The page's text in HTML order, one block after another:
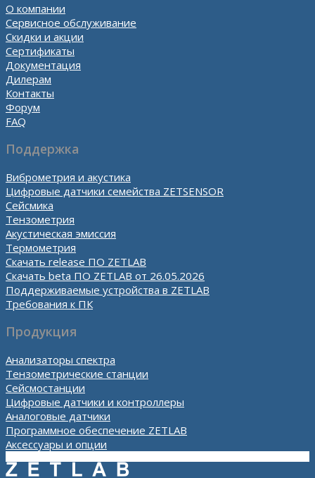
О компании
Сервисное обслуживание
Скидки и акции
Сертификаты
Документация
Дилерам
Контакты
Форум
FAQ
Поддержка
Виброметрия и акустика
Цифровые датчики семейства ZETSENSOR
Сейсмика
Тензометрия
Акустическая эмиссия
Термометрия
Скачать release ПО ZETLAB
Скачать beta ПО ZETLAB от 26.05.2026
Поддерживаемые устройства в ZETLAB
Требования к ПК
Продукция
Анализаторы спектра
Тензометрические станции
Сейсмостанции
Цифровые датчики и контроллеры
Аналоговые датчики
Программное обеспечение ZETLAB
Аксессуары и опции